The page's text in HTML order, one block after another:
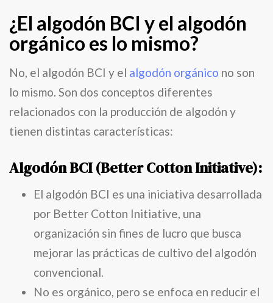
¿El algodón BCI y el algodón
orgánico es lo mismo?
No, el algodón BCI y el algodón orgánico no son
lo mismo. Son dos conceptos diferentes
relacionados con la producción de algodón y
tienen distintas características:
Algodón BCI (Better Cotton Initiative):
El algodón BCI es una iniciativa desarrollada
por Better Cotton Initiative, una
organización sin fines de lucro que busca
mejorar las prácticas de cultivo del algodón
convencional.
No es orgánico, pero se enfoca en reducir el